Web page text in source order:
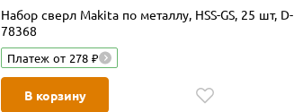
Набор сверл Makita по металлу, HSS-GS, 25 шт, D-
78368
Платеж от 278 ₽
В корзину